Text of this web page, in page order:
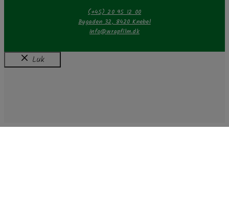
(+45) 20 95 12 00
Bygaden 32, 8420 Knebel
info@wrapfilm.dk
Luk